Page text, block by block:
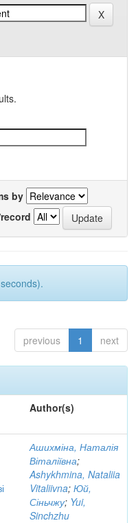
by
previous 1 next
Author(s)
Ашихміна, Наталія
Віталіївна;
Ashykhmina, Nataliia
Vitaliivna; Юй,
Сіньчжу; Yui,
Sinchzhu